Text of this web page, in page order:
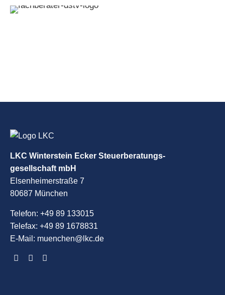
LKC Winterstein Ecker Steuerberatungs-
gesellschaft mbH
Elsenheimerstraße 7
80687 München
Telefon: +49 89 133015
Telefax: +49 89 1678831
E-Mail: muenchen@lkc.de